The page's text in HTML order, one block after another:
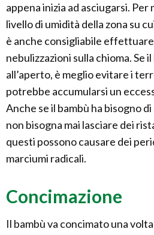
appena inizia ad asciugarsi.
livello di umidità della zona su
è anche consigliabile
nebulizzazioni sulla chioma. Se
all’aperto, è meglio evitare i
potrebbe accumularsi un
Anche se il bambù ha bisogno
non bisogna mai lasciare dei
questi possono causare dei
marciumi radicali.
Concimazione
Il bambù va concimato una